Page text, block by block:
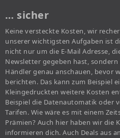
… sicher
Keine versteckte Kosten, wir
unserer wichtigsten Aufgaben ist
nicht nur um die E-Mail Adresse,
Newsletter gegeben hast,
Händler genau anschauen, bevor
berichten. Das kann zum Beispiel
Kleingedruckten weitere Kosten
Beispiel die Datenautomatik oder
Tarifen. Wie wäre es mit einem
Prämien? Auch hier haben wir die
informieren dich. Auch Deals aus